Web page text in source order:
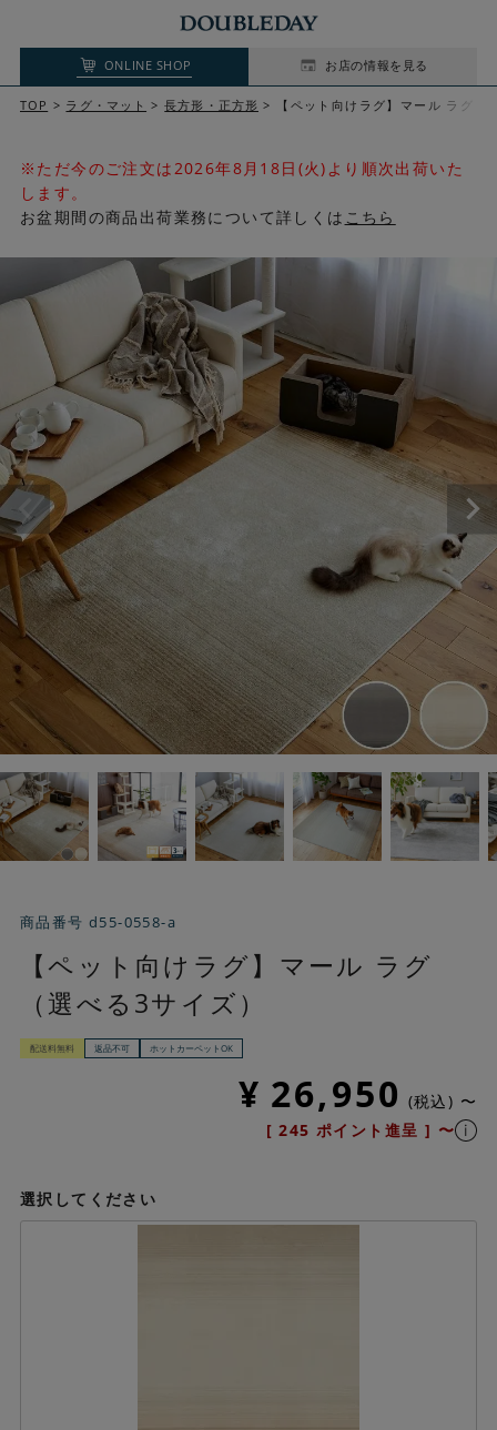
ONLINE SHOP お店の情報を見る
TOP ラグ・マット 長方形・正方形 【ペット向けラグ】マール ラグ（
※ただ今のご注文は2026年8月18日(火)より順次出荷いた
します。
お盆期間の商品出荷業務について詳しくは こちら
商品番号 d55-0558-a
【ペット向けラグ】マール ラグ
（選べる3サイズ）
配送料無料 返品不可 ホットカーペットOK
¥ 26,950 税込
〜
[ 245 ポイント進呈 ] 〜
選択してください